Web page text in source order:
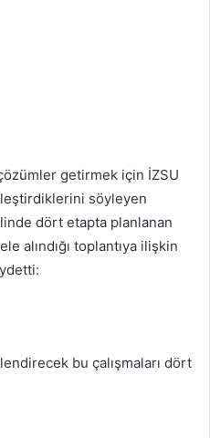
çözümler getirmek için İZSU
söyleyen
dört etapta planlanan
alındığı toplantıya ilişkin
bu çalışmaları dört